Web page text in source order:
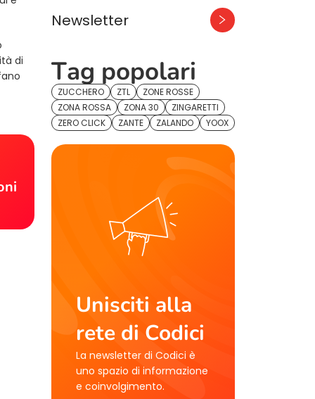
di
Newsletter
Tag popolari
ZUCCHERO ZTL
ZONE ROSSE
ZONA ROSSA
ZONA 30
ZINGARETTI
ZERO CLICK
ZANTE ZALANDO YOOX
Unisciti alla
rete di Codici
La newsletter di Codici è
uno spazio di informazione
e coinvolgimento.